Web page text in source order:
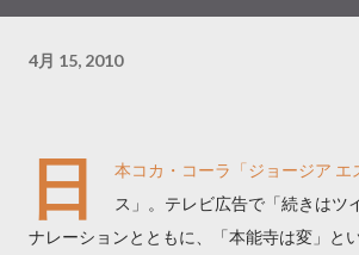
4月 15, 2010
日
本コカ・コーラ「ジョージア エ
ス」。テレビ広告で「続きはツ
ナレーションとともに、「本能寺は変」と